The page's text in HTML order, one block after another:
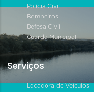
Polícia Civil
Bombeiros
Defesa Civil
Guarda Municipal
Serviços
Locadora de Veículos